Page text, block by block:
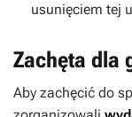
usunięciem tej
Zachęta dla
Aby zachęcić do